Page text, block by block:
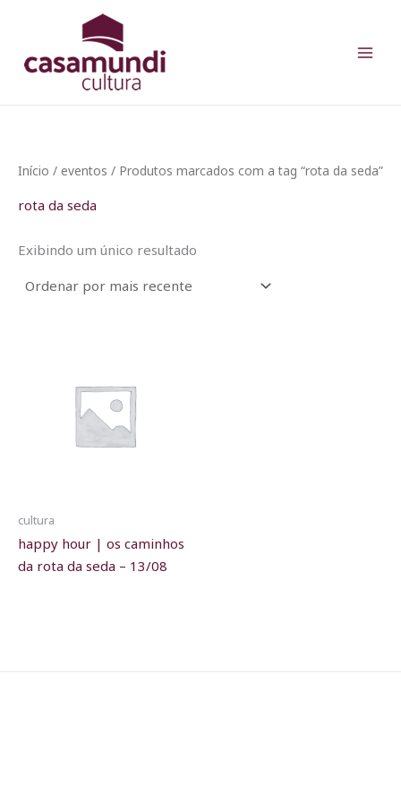
conteúdo
Início / eventos / Produtos marcados com a tag “rota da seda”
rota da seda
Exibindo um único resultado
cultura
happy hour | os caminhos
da rota da seda – 13/08